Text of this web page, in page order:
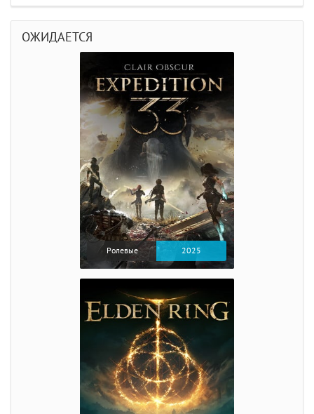
ОЖИДАЕТСЯ
Ролевые 2025